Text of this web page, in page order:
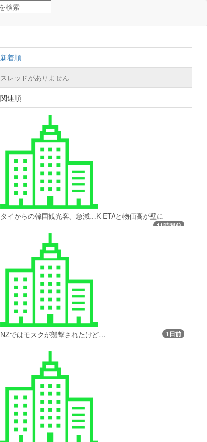
新着順
スレッドがありません
関連順
タイからの韓国観光客、急減…K-ETAと物価高が壁に
11時間前
NZではモスクが襲撃されたけど… 1日前